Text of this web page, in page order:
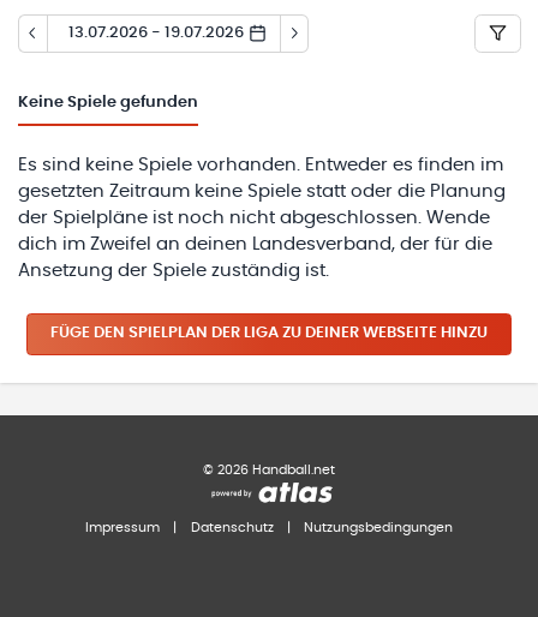
13.07.2026 - 19.07.2026
Keine Spiele gefunden
Es sind keine Spiele vorhanden. Entweder es finden im
gesetzten Zeitraum keine Spiele statt oder die Planung
der Spielpläne ist noch nicht abgeschlossen. Wende
dich im Zweifel an deinen Landesverband, der für die
Ansetzung der Spiele zuständig ist.
FÜGE DEN SPIELPLAN DER LIGA ZU DEINER WEBSEITE HINZU
© 2026 Handball.net
Impressum Datenschutz Nutzungsbedingungen